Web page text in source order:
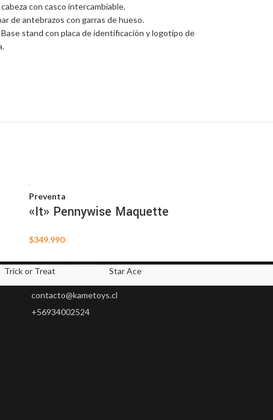
cabeza con casco intercambiable.
de antebrazos con garras de hueso.
Base stand con placa de identificación y logotipo de
Preventa
«It» Pennywise Maquette
$349.990
Trick or Treat Star Ace
Servicio al Cliente
contacto@kametoys.cl
+56934002524